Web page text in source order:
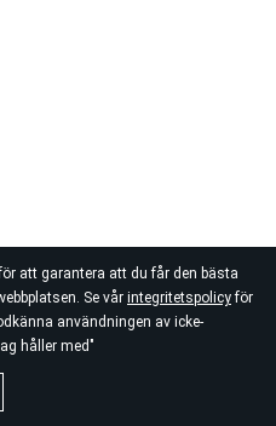
att garantera att du får den bästa
Se vår integritetspolicyför
användningen av icke-
håller med"